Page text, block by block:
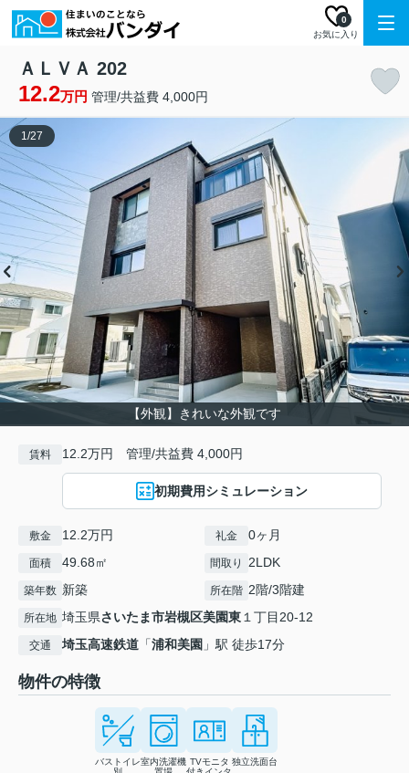
お気に入り
0
ＡＬＶＡ 202
12.2万円 管理/共益費 4,000円
【外観】きれいな外観です
1/27
賃料 12.2万円 管理/共益費 4,000円
初期費用シミュレーション
敷金 12.2万円 礼金 0ヶ月
面積 49.68㎡ 間取り 2LDK
築年数 新築 所在階 2階/3階建
所在地 埼玉県さいたま市岩槻区美園東１丁目20-12
交通 埼玉高速鉄道 「浦和美園 」駅 徒歩17分
物件の特徴
バストイレ室内洗濯機 TVモニタ 独立洗面台